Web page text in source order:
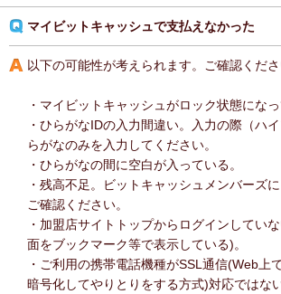
マイビットキャッシュで支払えなかった
以下の可能性が考えられます。ご確認くださ
・マイビットキャッシュがロック状態になっ
・ひらがなIDの入力間違い。入力の際（ハ
らがなのみを入力してください。
・ひらがなの間に空白が入っている。
・残高不足。ビットキャッシュメンバーズ
ご確認ください。
・加盟店サイトトップからログインしてい
面をブックマーク等で表示している)。
・ご利用の携帯電話機種がSSL通信(Web上
暗号化してやりとりをする方式)対応ではない